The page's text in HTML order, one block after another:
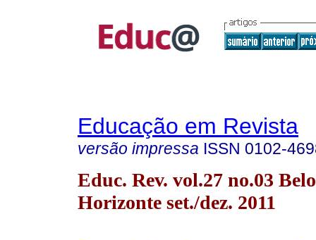
Educação em Revista
versão impressa ISSN 0102-
Educ. Rev. vol.27 no.03 Belo
Horizonte set./dez. 2011